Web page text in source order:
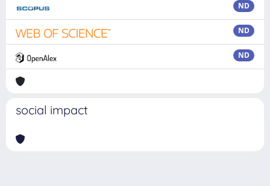
ND
ND
ND
social impact